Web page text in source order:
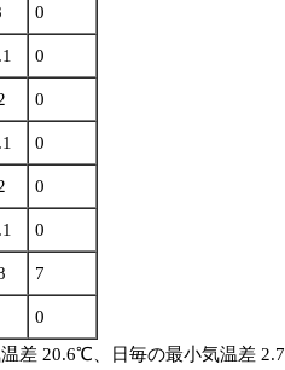
0
0
0
0
0
0
7
0
20.6℃、日毎の最小気温差